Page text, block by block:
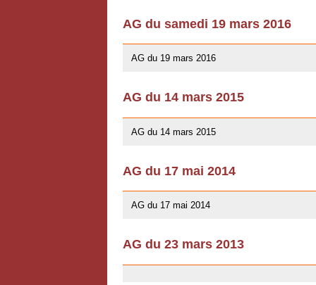
AG du samedi 19 mars 2016
AG du 19 mars 2016
AG du 14 mars 2015
AG du 14 mars 2015
AG du 17 mai 2014
AG du 17 mai 2014
AG du 23 mars 2013